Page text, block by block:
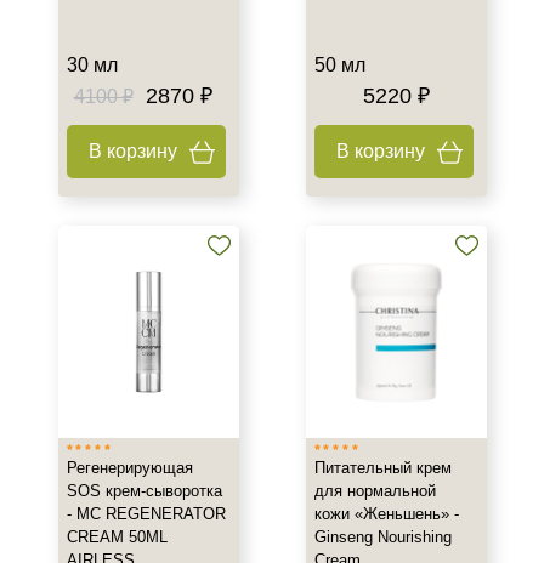
SPF 50
30 мл
4100 ₽
2870 ₽
В корзину
50 мл
5220 ₽
В корзину
Регенерирующая
SOS крем-сыворотка
- MC REGENERATOR
CREAM 50ML
Питательный крем
для нормальной
кожи «Женьшень» -
Ginseng Nourishing